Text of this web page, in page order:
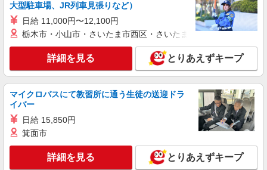
通費全支給(ガソリン代含む)＞
最寄り：田川伊田駅
キープ 詳細を見る
派遣社員
株式会社kotrio /●FK-H-2067902
田川市｜まずは送迎業務で活躍しよう◎デイサ
時給1450円〜2062円 ＜日払い有/週払い有/交
最寄り：田川伊田駅
大型駐車場、JR列車見張りなど）
日給 11,000円〜12,100円
栃木市・小山市・さいたま市西区・さいたま市岩槻区・久喜市・
詳細を見る とりあえずキープ
マイクロバスにて教習所に通う生徒の送迎ドラ
イバー
日給 15,850円
箕面市
詳細を見る とりあえずキープ